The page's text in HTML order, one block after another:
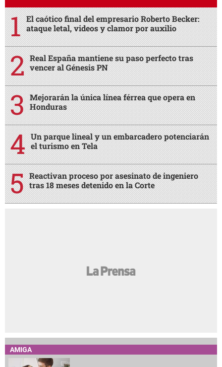
El caótico final del empresario Roberto Becker:
ataque letal, videos y clamor por auxilio
Real España mantiene su paso perfecto tras
vencer al Génesis PN
Mejorarán la única línea férrea que opera en
Honduras
Un parque lineal y un embarcadero potenciarán
el turismo en Tela
Reactivan proceso por asesinato de ingeniero
tras 18 meses detenido en la Corte
AMIGA